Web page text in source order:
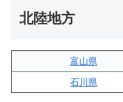
北陸地方
富山県
石川県